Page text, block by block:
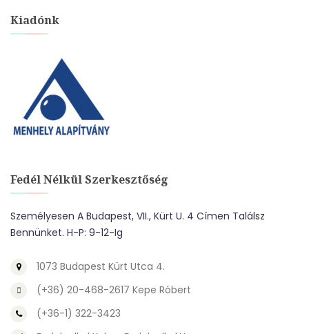
Kiadónk
Fedél Nélkül Szerkesztőség
Személyesen A Budapest, VII., Kürt U. 4 Címen Találsz
Bennünket. H-P: 9-12-Ig
1073 Budapest Kürt Utca 4.
(+36) 20-468-2617 Kepe Róbert
(+36-1) 322-3423